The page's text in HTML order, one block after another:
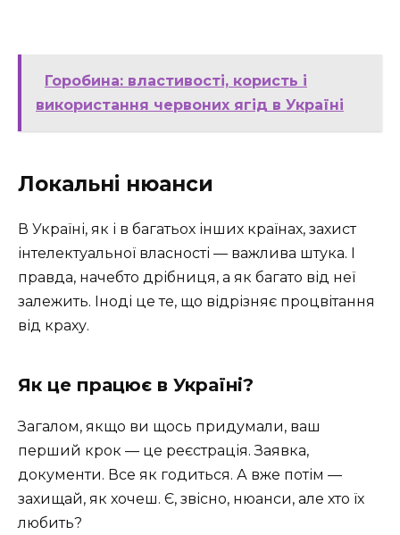
Горобина: властивості, користь і
використання червоних ягід в Україні
Локальні нюанси
В Україні, як і в багатьох інших країнах, захист
інтелектуальної власності — важлива штука. І
правда, начебто дрібниця, а як багато від неї
залежить. Іноді це те, що відрізняє процвітання
від краху.
Як це працює в Україні?
Загалом, якщо ви щось придумали, ваш
перший крок — це реєстрація. Заявка,
документи. Все як годиться. А вже потім —
захищай, як хочеш. Є, звісно, нюанси, але хто їх
любить?